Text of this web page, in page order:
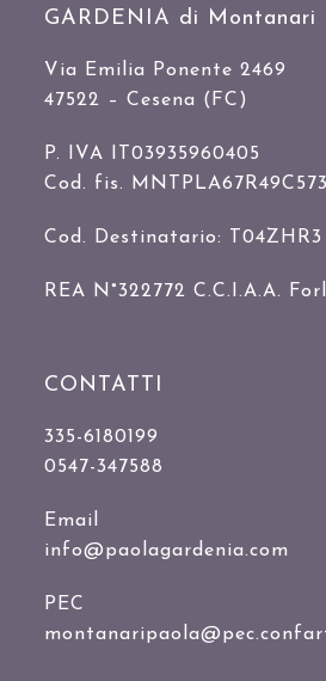
GARDENIA di Montanari
Via Emilia Ponente 2469
47522 – Cesena (FC)
P. IVA IT03935960405
Cod. fis.
Cod. Destinatario: T04ZHR3
REA N°322772 C.C.I.A.A.
CONTATTI
335-6180199
0547-347588
Email
info@paolagardenia.com
PEC